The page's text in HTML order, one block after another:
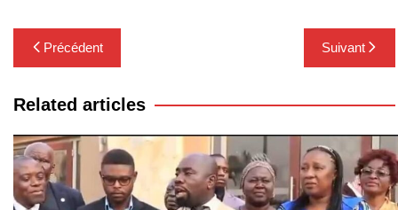
Navigation
de
l’article
Précédent Suivant
Related articles